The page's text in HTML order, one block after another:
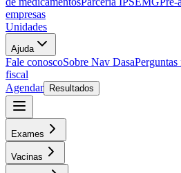
empresas
Unidades
Ajuda
Fale conoscoSobre Nav DasaPerguntas
fiscal
Agendar
Resultados
Exames
Vacinas